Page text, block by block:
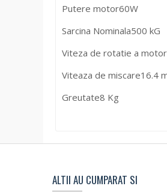
Putere motor60W
Sarcina Nominala500 kG
Viteza de rotatie a
Viteaza de miscare16.4
Greutate8 Kg
ALTII AU CUMPARAT SI